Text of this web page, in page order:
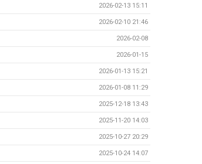
2026-02-13 15:11
2026-02-10 21:46
2026-02-08
2026-01-15
2026-01-13 15:21
2026-01-08 11:29
2025-12-18 13:43
2025-11-20 14:03
2025-10-27 20:29
2025-10-24 14:07